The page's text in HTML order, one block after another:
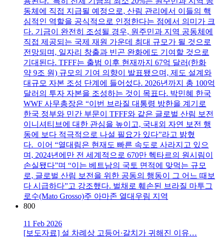
동체에 직접 지급될 예정으로, 산림 관리에서 이들의 핵
심적인 역할을 공식적으로 인정한다는 점에서 의미가 크
다. 기금이 완전히 조성될 경우, 원주민과 지역 공동체에
직접 제공되는 국제 재원 가운데 최대 규모가 될 것으로
전망되며, 일자리 창출과 빈곤 완화에도 기여할 것으로
기대된다. TFFF는 출범 이후 현재까지 67억 달러(한화
약 9조 원) 규모의 기여 의향이 발표됐으며, 제도 설계와
대규모 자본 조성 단계에 들어섰다. 2026년까지 총 100억
달러의 투자 자본을 조성하는 것이 목표다. 박민혜 한국
WWF 사무총장은 “이번 브라질 대통령 방한을 계기로
한국 정부와 민간 부문이 TFFF와 같은 글로벌 산림 보전
이니셔티브에 대한 관심을 높이고, 국내외 자연 보전 행
동에 보다 적극적으로 나설 필요가 있다”라고 밝혔
다. 이어 “열대림은 현재도 빠른 속도로 사라지고 있으
며, 2024년에만 전 세계적으로 670만 헥타르의 원시림이
손실됐다”며 “이는 베트남의 국토 면적에 맞먹는 규모
로, 글로벌 산림 보전을 위한 공동의 행동이 그 어느 때보
다 시급하다”고 강조했다. 벌채로 훼손된 브라질 마투그
로수(Mato Grosso)주 아마존 열대우림 지역
800
11 Feb 2026
[보도자료] 설 차례상 고등어·갈치가 귀해진 이유…